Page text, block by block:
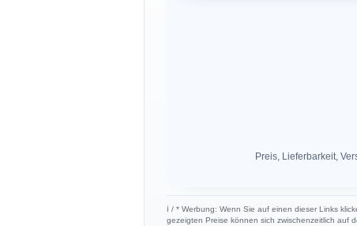
Preis, Lieferbarkeit,
ℹ︎ / * Werbung: Wenn Sie auf einen dieser Links
gezeigten Preise können sich zwischenzeitlich auf